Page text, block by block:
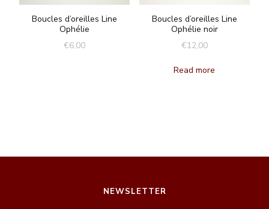
Boucles d’oreilles Line
Ophélie
€6,00
Boucles d’oreilles Line
Ophélie noir
€12,00
Read more
NEWSLETTER